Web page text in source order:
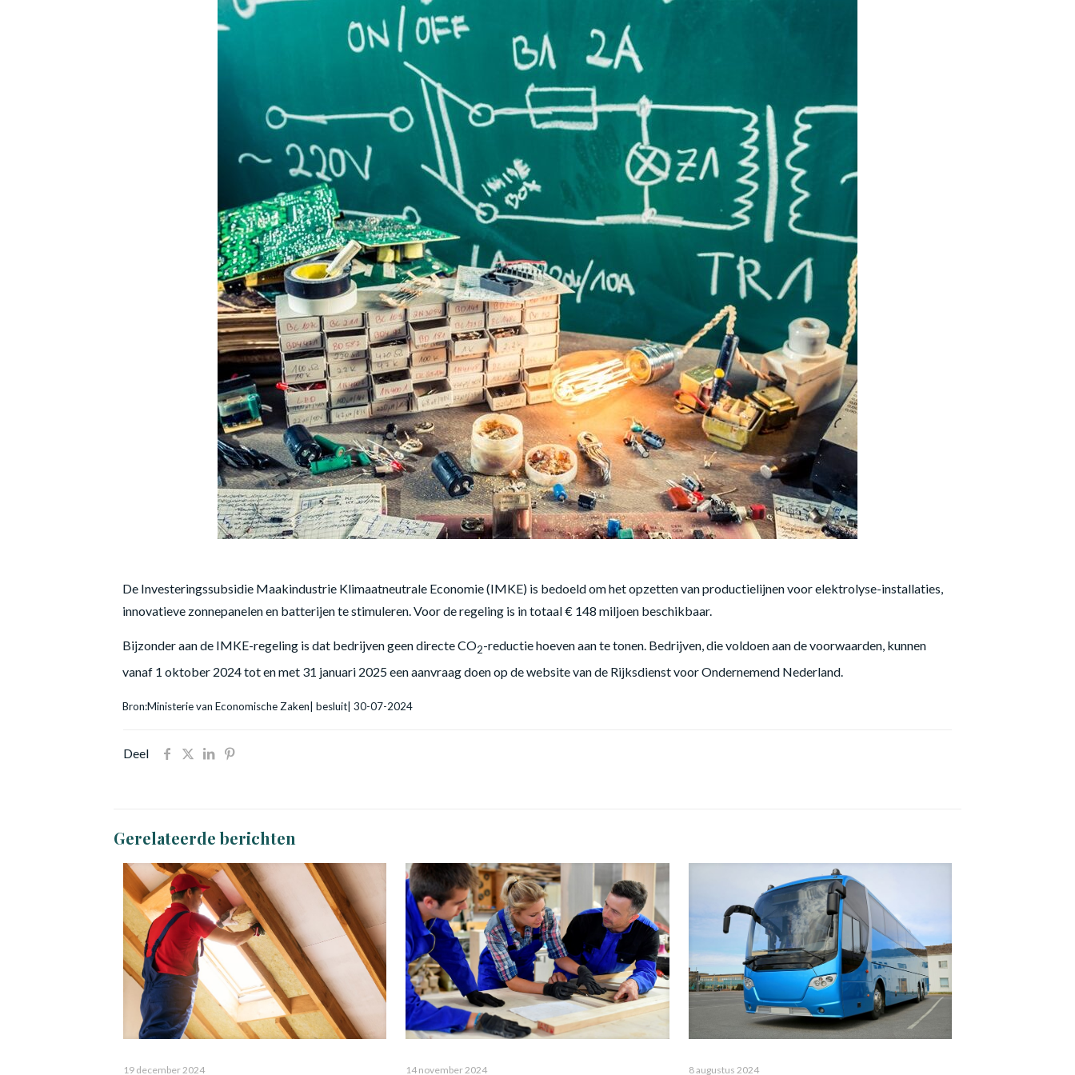
De Investeringssubsidie Maakindustrie Klimaatneutrale Economie (IMKE) is bedoeld om het opzetten van productielijnen voor elektrolyse-installaties,
innovatieve zonnepanelen en batterijen te stimuleren. Voor de regeling is in totaal € 148 miljoen beschikbaar.
Bijzonder aan de IMKE-regeling is dat bedrijven geen directe CO2-reductie hoeven aan te tonen. Bedrijven, die voldoen aan de voorwaarden, kunnen
vanaf 1 oktober 2024 tot en met 31 januari 2025 een aanvraag doen op de website van de Rijksdienst voor Ondernemend Nederland.
Bron:Ministerie van Economische Zaken| besluit| 30-07-2024
Deel
Gerelateerde berichten
19 december 2024 14 november 2024 8 augustus 2024